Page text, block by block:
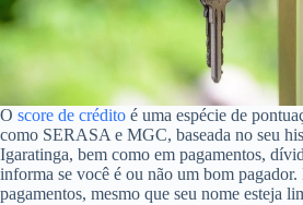
O score de crédito é uma espécie de
como SERASA e MGC, baseada no seu
Igaratinga, bem como em pagamentos,
informa se você é ou não um bom pagador.
pagamentos, mesmo que seu nome esteja